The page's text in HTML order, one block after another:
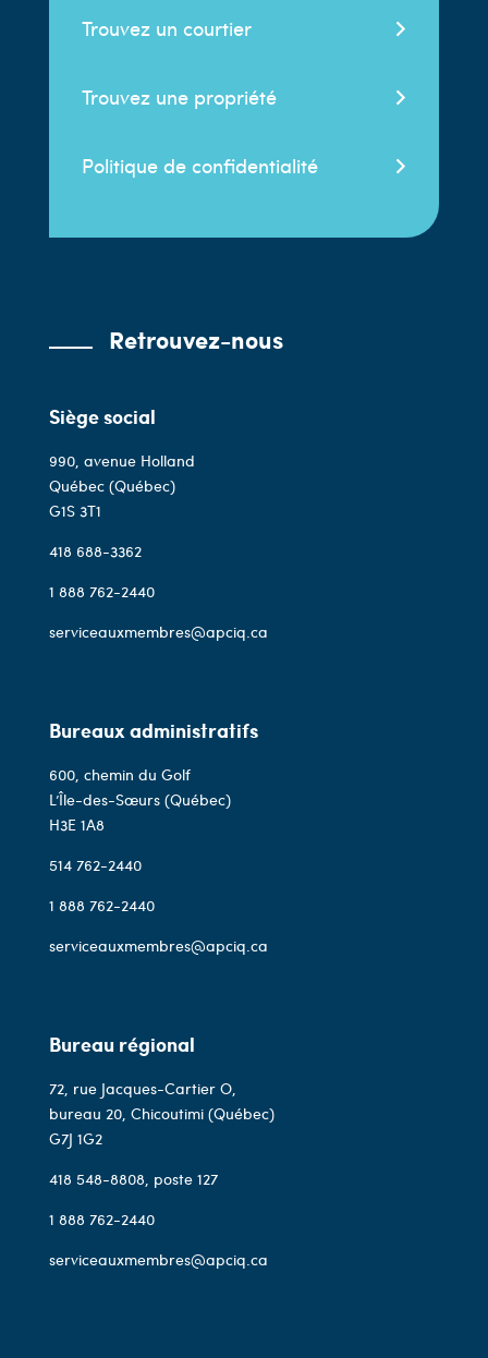
Trouvez un courtier
Trouvez une propriété
Politique de confidentialité
Retrouvez-nous
Siège social
990, avenue Holland
Québec (Québec)
G1S 3T1
418 688-3362
1 888 762-2440
serviceauxmembres@apciq.ca
Bureaux administratifs
600, chemin du Golf
L’Île-des-Sœurs (Québec)
H3E 1A8
514 762-2440
1 888 762-2440
serviceauxmembres@apciq.ca
Bureau régional
72, rue Jacques-Cartier O,
bureau 20, Chicoutimi (Québec)
G7J 1G2
418 548-8808, poste 127
1 888 762-2440
serviceauxmembres@apciq.ca